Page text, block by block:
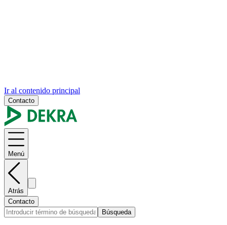
Ir al contenido principal
Contacto
Menú
Atrás
Contacto
Búsqueda